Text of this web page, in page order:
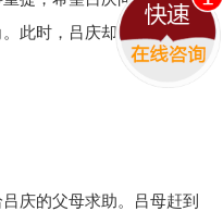
此时，吕庆却再次“爆
的父母求助。吕母赶到